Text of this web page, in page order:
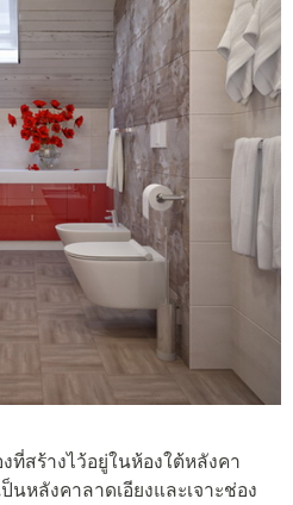
ที่สร้างไว้อยู่ในห้องใต้หลังคา
นหลังคาลาดเอียงและเจาะช่อง